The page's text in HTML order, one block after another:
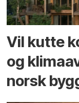
Vil kutte
og
norsk